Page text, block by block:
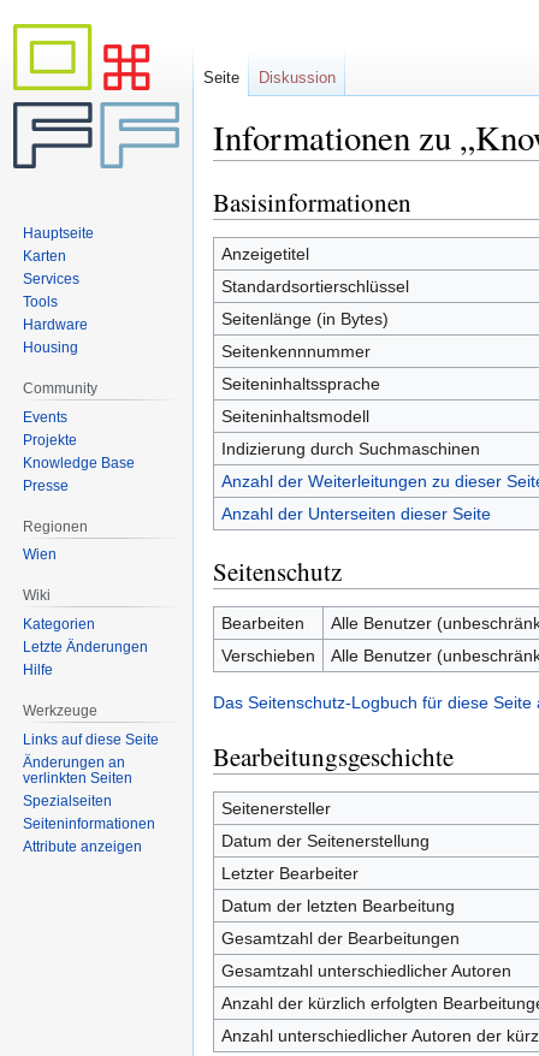
Informationen zu
Zur
Navigation
springen
Zur
Suche
springen
Basisinformationen
Anzeigetitel
Standardsortierschlüssel
Seitenlänge (in Bytes)
Seitenkennnummer
Seiteninhaltssprache
Seiteninhaltsmodell
Indizierung durch Suchmaschinen
Anzahl der Weiterleitungen zu dieser
Anzahl der Unterseiten dieser Seite
Seitenschutz
Bearbeiten
Alle Benutzer
Verschieben
Alle Benutzer
Das Seitenschutz-Logbuch für diese Seite
Bearbeitungsgeschichte
Seitenersteller
Datum der Seitenerstellung
Letzter Bearbeiter
Datum der letzten Bearbeitung
Gesamtzahl der Bearbeitungen
Gesamtzahl unterschiedlicher Autoren
Anzahl der kürzlich erfolgten
Anzahl unterschiedlicher Autoren der
Seite Diskussion
Hauptseite
Karten
Services
Tools
Hardware
Housing
Community
Events
Projekte
Knowledge Base
Presse
Regionen
Wien
Wiki
Kategorien
Letzte Änderungen
Hilfe
Werkzeuge
Links auf diese Seite
Änderungen an
verlinkten Seiten
Spezialseiten
Seiten­informationen
Attribute anzeigen